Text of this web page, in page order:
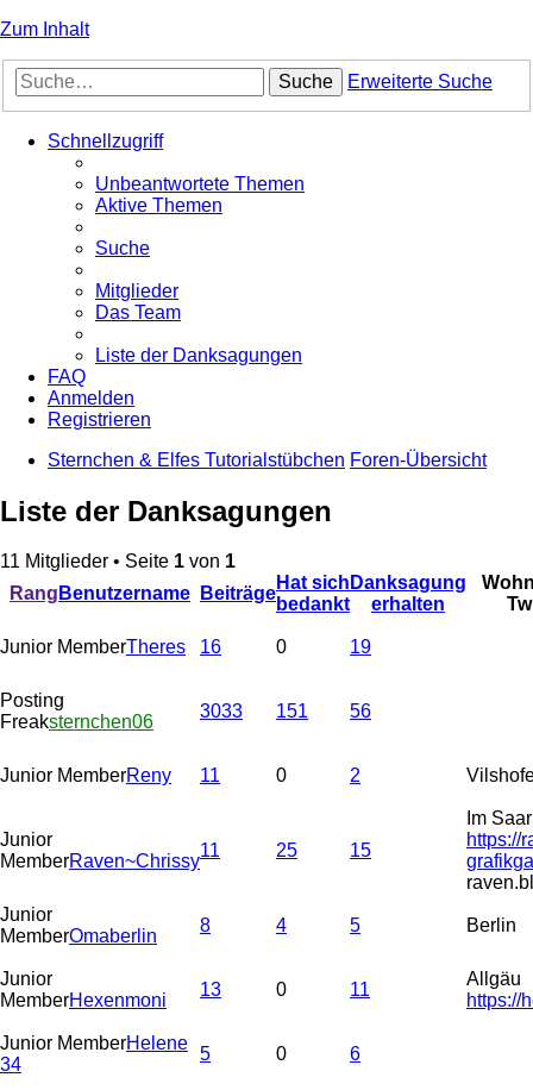
Zum Inhalt
Suche Erweiterte Suche
Schnellzugriff
Unbeantwortete Themen
Aktive Themen
Suche
Mitglieder
Das Team
Liste der Danksagungen
FAQ
Anmelden
Registrieren
Sternchen & Elfes Tutorialstübchen Foren-Übersicht
Liste der Danksagungen
11 Mitglieder • Seite 1 von 1
Rang Benutzername Beiträge
Hat sich
bedankt
Danksagung
erhalten
Junior MemberTheres 16 0 19
Posting
Freaksternchen06
3033 151 56
Junior MemberReny 11 0 2
Junior
MemberRaven~Chrissy
11 25 15
Im
https://
Junior
MemberOmaberlin
8 4 5 Berlin
Junior
MemberHexenmoni
13 0 11
Allgäu
https://
Junior MemberHelene
34
5 0 6